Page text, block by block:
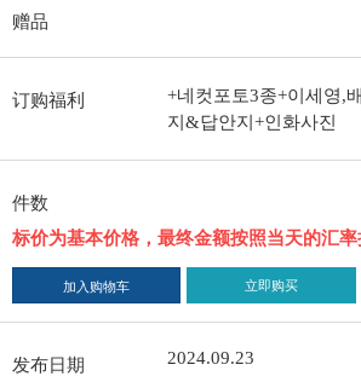
赠品
订购福利
+네컷포토3종+이세영,
지&답안지+인화사진
件数
标价为基本价格，最终金额按照当天的汇率
加入购物车 立即购买
发布日期 2024.09.23